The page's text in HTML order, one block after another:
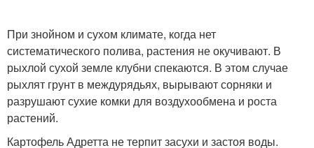
При знойном и сухом климате, когда нет
систематического полива, растения не окучивают. В
рыхлой сухой земле клубни спекаются. В этом случае
рыхлят грунт в междурядьях, вырывают сорняки и
разрушают сухие комки для воздухообмена и роста
растений.
Картофель Адретта не терпит засухи и застоя воды.